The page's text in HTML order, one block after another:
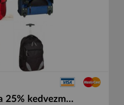
25% kedvezm...